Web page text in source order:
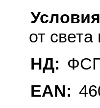
от
НД:
EAN: